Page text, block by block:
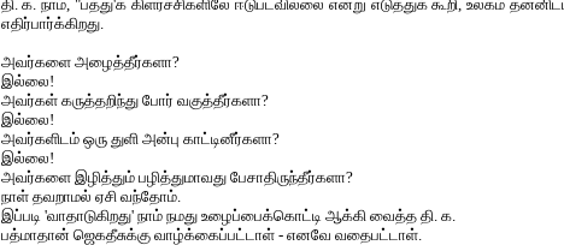
தி. க. நாம், "பத்து'க் கிளர்ச்சிகளிலே ஈடுபடவில்லை என்று எடுத்துக் கூறி, உலகம்
எதிர்பார்க்கிறது.
அவர்களை அழைத்தீர்களா?
இல்லை!
அவர்கள் கருத்தறிந்து போர் வகுத்தீர்களா?
இல்லை!
அவர்களிடம் ஒரு துளி அன்பு காட்டினீர்களா?
இல்லை!
அவர்களை இழித்தும் பழித்துமாவது பேசாதிருந்தீர்களா?
நாள் தவறாமல் ஏசி வந்தோம்.
இப்படி 'வாதாடுகிறது' நாம் நமது உழைப்பைக்கொட்டி ஆக்கி வைத்த தி. க.
பத்மாதான் ஜெகதீசுக்கு வாழ்க்கைப்பட்டாள் - எனவே வதைபட்டாள்.